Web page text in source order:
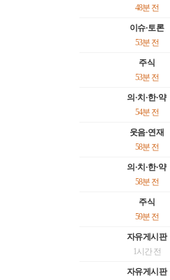
48분 전
이슈·토론
53분 전
주식
53분 전
의·치·한·약
54분 전
웃음·연재
58분 전
의·치·한·약
58분 전
주식
59분 전
자유게시판
1시간 전
자유게시판